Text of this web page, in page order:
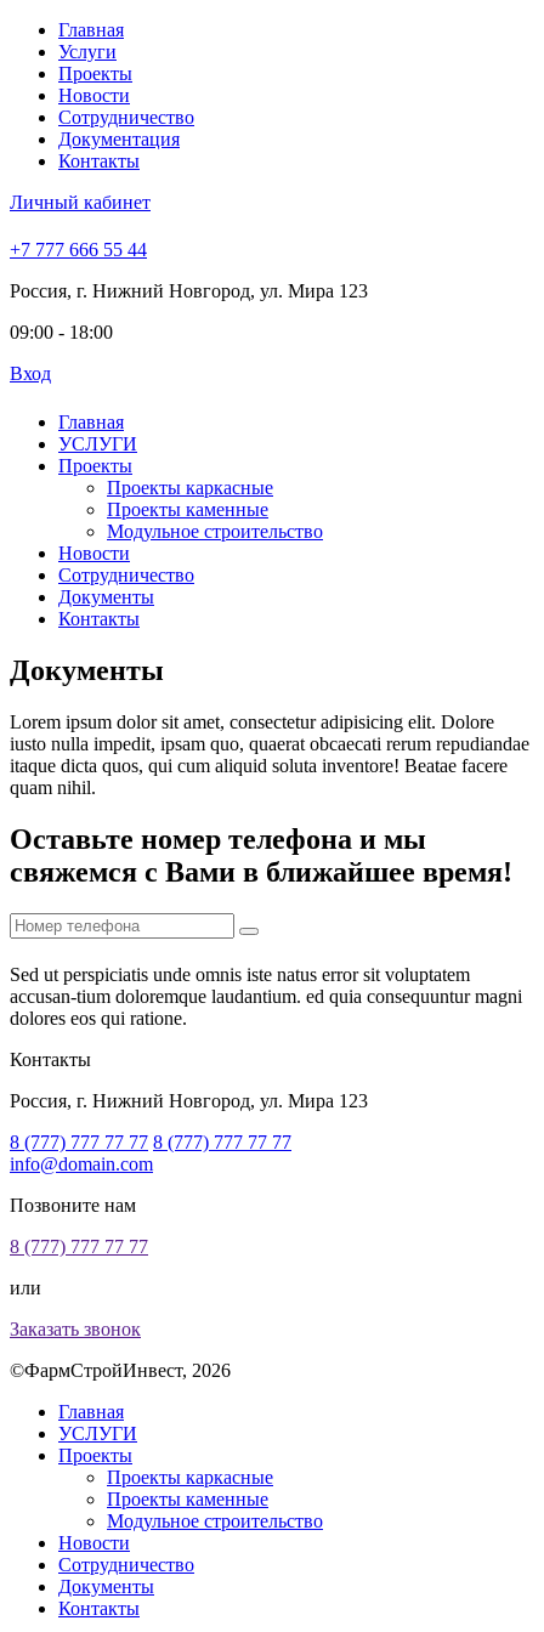
Главная
Услуги
Проекты
Новости
Сотрудничество
Документация
Контакты
Личный кабинет
+7 777 666 55 44
Россия, г. Нижний Новгород, ул. Мира 123
09:00 - 18:00
Вход
Главная
УСЛУГИ
Проекты
Проекты каркасные
Проекты каменные
Модульное строительство
Новости
Сотрудничество
Документы
Контакты
Документы
Lorem ipsum dolor sit amet, consectetur adipisicing elit. Dolore
iusto nulla impedit, ipsam quo, quaerat obcaecati rerum repudiandae
itaque dicta quos, qui cum aliquid soluta inventore! Beatae facere
quam nihil.
Оставьте номер телефона и мы
свяжемся с Вами в ближайшее время!
Sed ut perspiciatis unde omnis iste natus error sit voluptatem
accusan-tium doloremque laudantium. ed quia consequuntur magni
dolores eos qui ratione.
Контакты
Россия, г. Нижний Новгород, ул. Мира 123
8 (777) 777 77 77 8 (777) 777 77 77
info@domain.com
Позвоните нам
8 (777) 777 77 77
или
Заказать звонок
©ФармСтройИнвест, 2026
Главная
УСЛУГИ
Проекты
Проекты каркасные
Проекты каменные
Модульное строительство
Новости
Сотрудничество
Документы
Контакты